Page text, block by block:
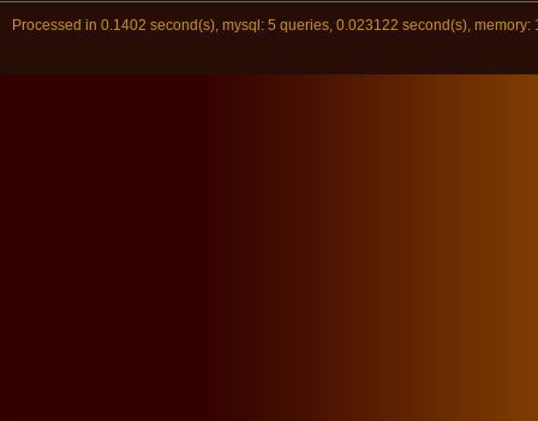
Processed in 0.1402 second(s), mysql: 5 queries, 0.023122 second(s),